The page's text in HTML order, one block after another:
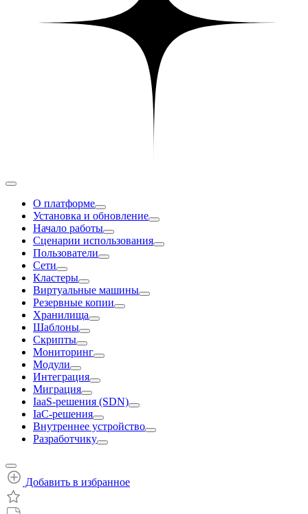
О платформе
Установка и обновление
Начало работы
Сценарии использования
Пользователи
Сети
Кластеры
Виртуальные машины
Резервные копии
Хранилища
Шаблоны
Скрипты
Мониторинг
Модули
Интеграция
Миграция
IaaS-решения (SDN)
IaC-решения
Внутреннее устройство
Разработчику
Добавить в избранное